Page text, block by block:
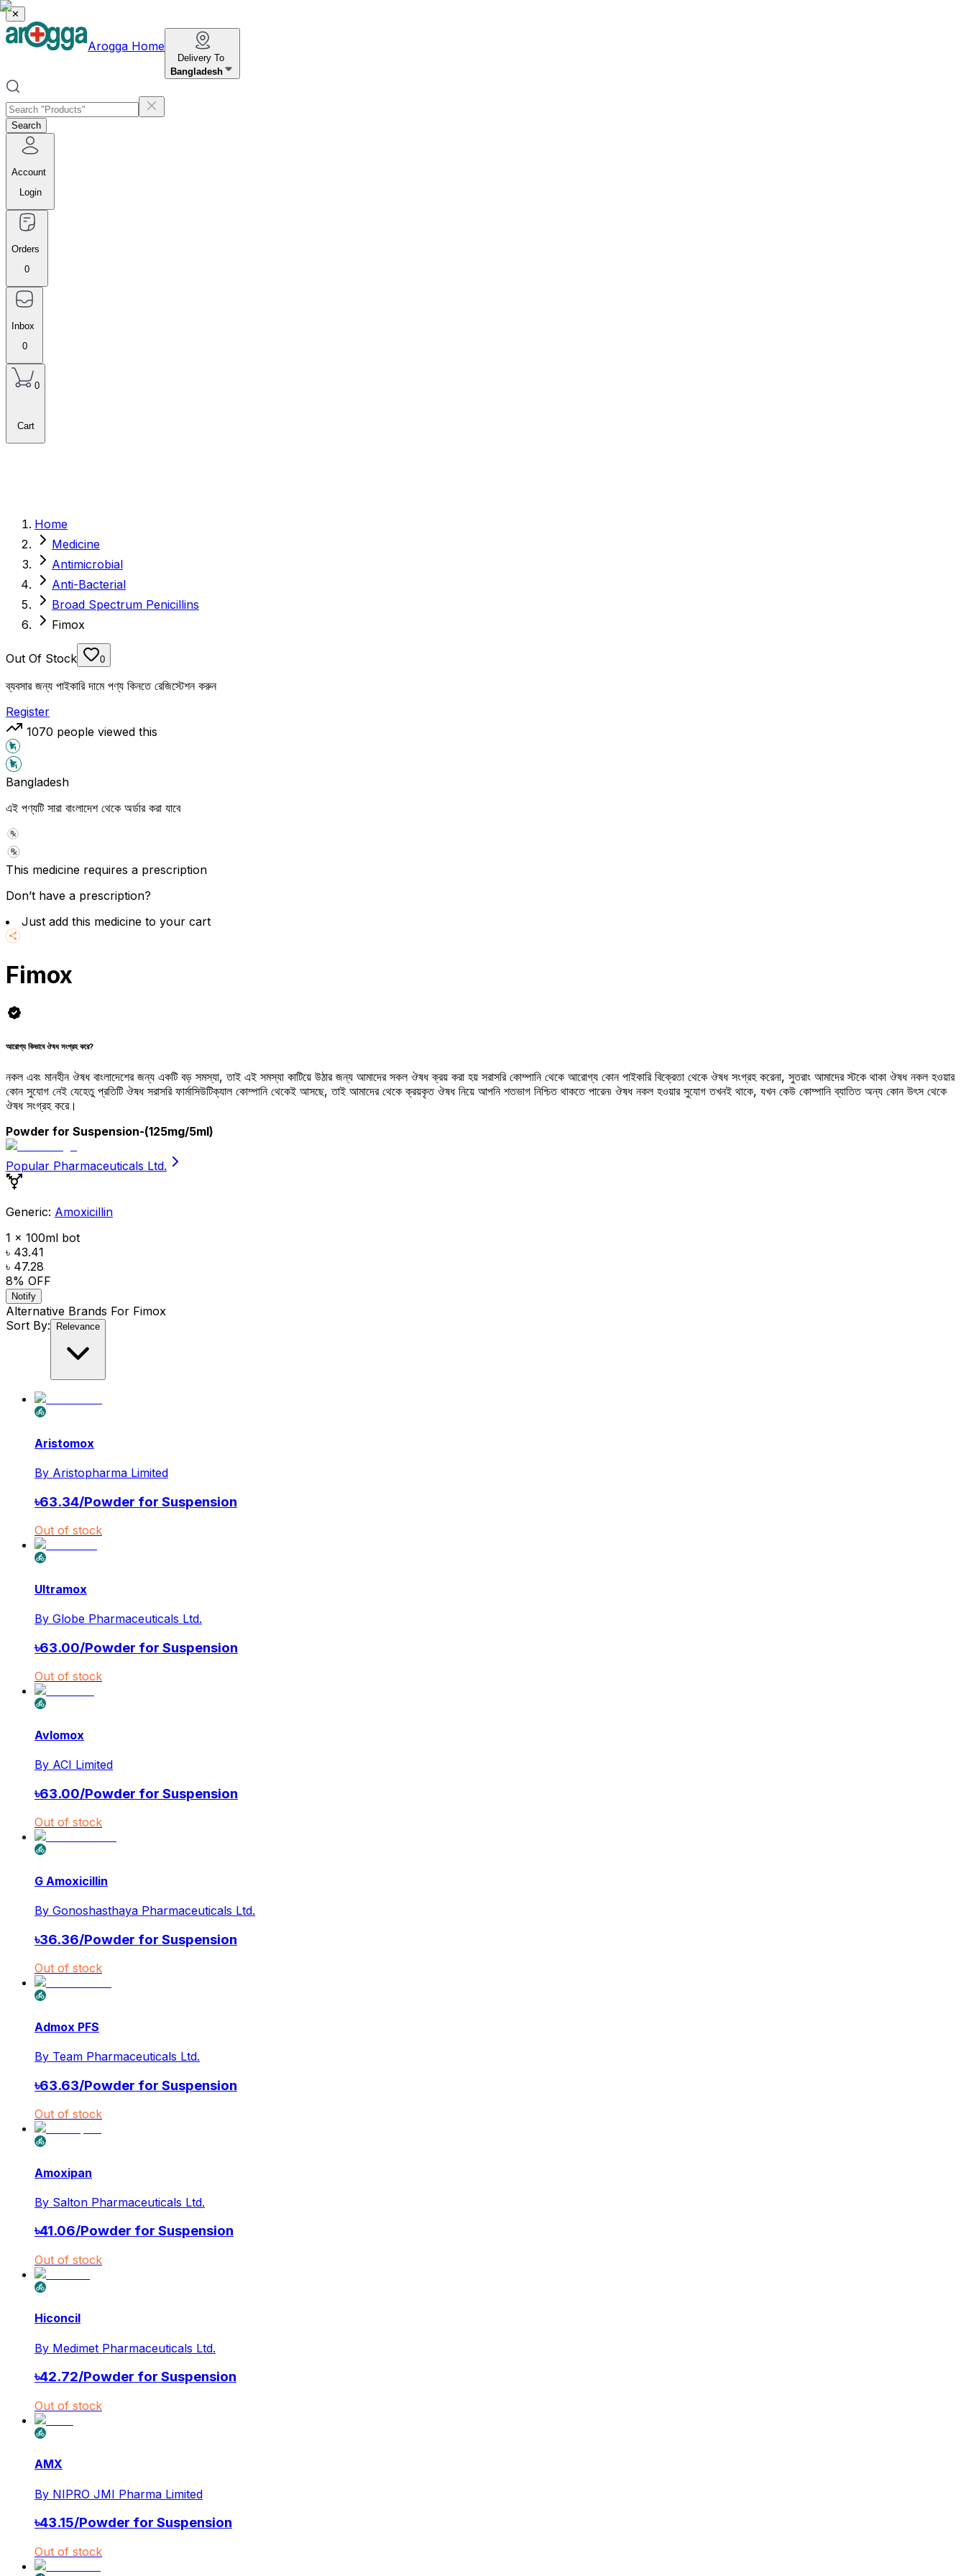
✕
Arogga Home
Delivery To
Bangladesh
Search
Account
Login
Orders
0
Inbox
0
0
Cart
Home
Medicine
Antimicrobial
Anti-Bacterial
Broad Spectrum Penicillins
Fimox
Out Of Stock 0
ব্যবসার জন্য পাইকারি দামে পণ্য কিনতে রেজিস্টেশন করুন
Register
1070 people viewed this
Bangladesh
এই পণ্যটি সারা বাংলাদেশ থেকে অর্ডার করা যাবে
This medicine requires a prescription
Don’t have a prescription?
Just add this medicine to your cart
Fimox
আরোগ্য কিভাবে ঔষধ সংগ্রহ করে?
নকল এবং মানহীন ঔষধ বাংলাদেশের জন্য একটি বড় সমস্যা, তাই এই সমস্যা কাটিয়ে উঠার জন্য আমাদের সকল ঔষধ ক্রয় করা হয় সরাসরি কোম্পানি থেকে আরোগ্য কোন পাইকারি বিক্রেতা থেকে ঔষধ সংগ্রহ করেনা, সুতরাং আমাদের স্টকে থাকা ঔষধ নকল হওয়ার
কোন সুযোগ নেই যেহেতু প্রতিটি ঔষধ সরাসরি ফার্মাসিউটিক্যাল কোম্পানি থেকেই আসছে, তাই আমাদের থেকে ক্রয়কৃত ঔষধ নিয়ে আপনি শতভাগ নিশ্চিত থাকতে পারেন৷ ঔষধ নকল হওয়ার সুযোগ তখনই থাকে, যখন কেউ কোম্পানি ব্যাতিত অন্য কোন উৎস থেকে
ঔষধ সংগ্রহ করে।
Powder for Suspension-(125mg/5ml)
Popular Pharmaceuticals Ltd.
Generic: Amoxicillin
1 x 100ml bot
৳ 43.41
৳ 47.28
8% OFF
Notify
Alternative Brands For Fimox
Sort By:
Relevance
Aristomox
By Aristopharma Limited
৳63.34/Powder for Suspension
Out of stock
Ultramox
By Globe Pharmaceuticals Ltd.
৳63.00/Powder for Suspension
Out of stock
Avlomox
By ACI Limited
৳63.00/Powder for Suspension
Out of stock
G Amoxicillin
By Gonoshasthaya Pharmaceuticals Ltd.
৳36.36/Powder for Suspension
Out of stock
Admox PFS
By Team Pharmaceuticals Ltd.
৳63.63/Powder for Suspension
Out of stock
Amoxipan
By Salton Pharmaceuticals Ltd.
৳41.06/Powder for Suspension
Out of stock
Hiconcil
By Medimet Pharmaceuticals Ltd.
৳42.72/Powder for Suspension
Out of stock
AMX
By NIPRO JMI Pharma Limited
৳43.15/Powder for Suspension
Out of stock